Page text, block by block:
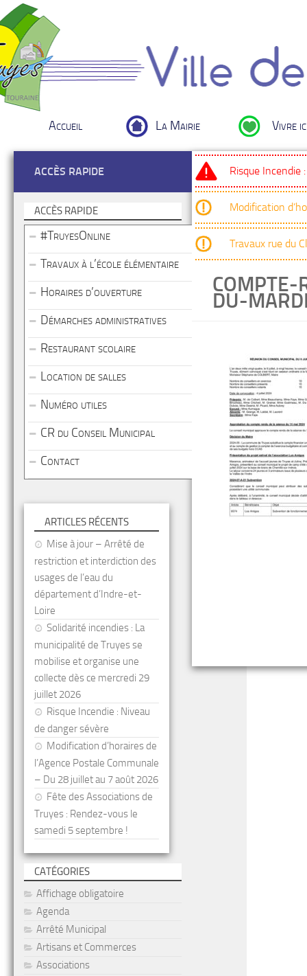
Accueil La Mairie Vivre
Risque Incendie
Modification
Travaux rue du
COMPTE-
DU-
ACCÈS RAPIDE
ACCÈS RAPIDE
#TruyesOnline
Travaux à l’école élémentaire
Horaires d’ouverture
Démarches administratives
Restaurant scolaire
Location de salles
Numéro utiles
CR du Conseil Municipal
Contact
ARTICLES RÉCENTS
Mise à jour – Arrêté de
restriction et interdiction des
usages de l’eau du
département d’Indre-et-
Loire
Solidarité incendies : La
municipalité de Truyes se
mobilise et organise une
collecte dès ce mercredi 29
juillet 2026
Risque Incendie : Niveau
de danger sévère
Modification d’horaires de
l’Agence Postale Communale
– Du 28 juillet au 7 août 2026
Fête des Associations de
Truyes : Rendez-vous le
samedi 5 septembre !
CATÉGORIES
Affichage obligatoire
Agenda
Arrêté Municipal
Artisans et Commerces
Associations